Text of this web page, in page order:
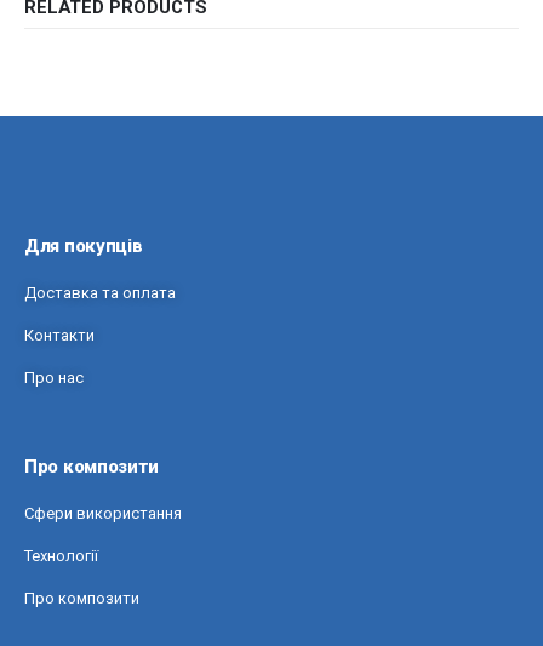
RELATED PRODUCTS
Для покупців
Доставка та оплата
Контакти
Про нас
Про композити
Сфери використання
Технології
Про композити